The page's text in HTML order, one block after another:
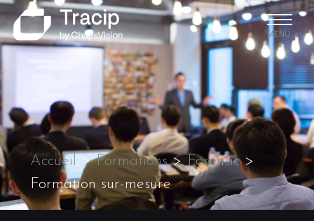
MENU
Accueil >Formations>Forensic>
Formation sur-mesure